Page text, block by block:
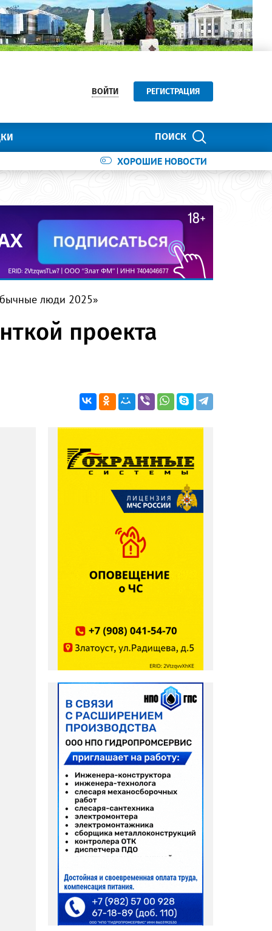
ВОЙТИ РЕГИСТРАЦИЯ
ПОИСК
ХОРОШИЕ НОВОСТИ
люди 2025»
проекта